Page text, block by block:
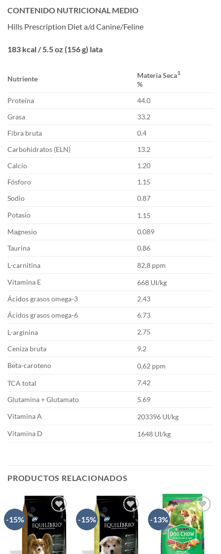
CONTENIDO NUTRICIONAL MEDIO
Hills Prescription Diet a/d Canine/Feline
183 kcal / 5.5 oz (156 g) lata
Nutriente Materia Seca1
%
Proteína
44.0
Grasa
33.2
Fibra bruta
0.4
Carbohidratos (ELN)
13.2
Calcio
1.20
Fósforo
1.15
Sodio
0.87
Potasio
1.15
Magnesio
0.089
Taurina
0.86
L-carnitina
82,8 ppm
Vitamina E
668 UI/kg
Ácidos grasos omega-3
2.43
Ácidos grasos omega-6
6.73
L-arginina
2.75
Ceniza bruta
9.2
Beta-caroteno
0,62 ppm
TCA total
7.42
Glutamina + Glutamato
5.69
Vitamina A
203396 UI/kg
Vitamina D
1648 UI/kg
PRODUCTOS RELACIONADOS
-15%
AÑADIR
A LA
LISTA
DE
-15%
AÑADIR
A LA
LISTA
DE
-13%
AÑADIR
A LA
LISTA
DE